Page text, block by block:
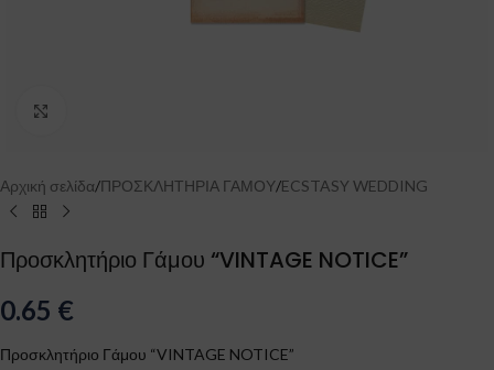
Αρχική σελίδα/ΠΡΟΣΚΛΗΤΗΡΙΑ ΓΑΜΟΥ/ECSTASY WEDDING
Προσκλητήριο Γάμου “VINTAGE NOTICE”
0.65 €
Προσκλητήριο Γάμου “VINTAGE NOTICE”